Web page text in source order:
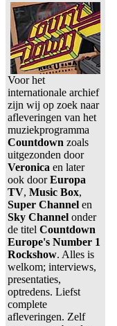
Voor het
internationale archief
zijn wij op zoek naar
afleveringen van het
muziekprogramma
Countdown zoals
uitgezonden door
Veronica en later
ook doorEuropa
TV, Music Box,
Super Channel en
Sky Channel onder
de titel Countdown
Europe's Number 1
Rockshow. Alles is
welkom; interviews,
presentaties,
optredens. Liefst
complete
afleveringen. Zelf